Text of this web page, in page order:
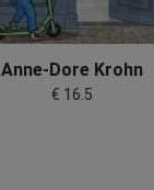
Anne-Dore Krohn
€ 16.5